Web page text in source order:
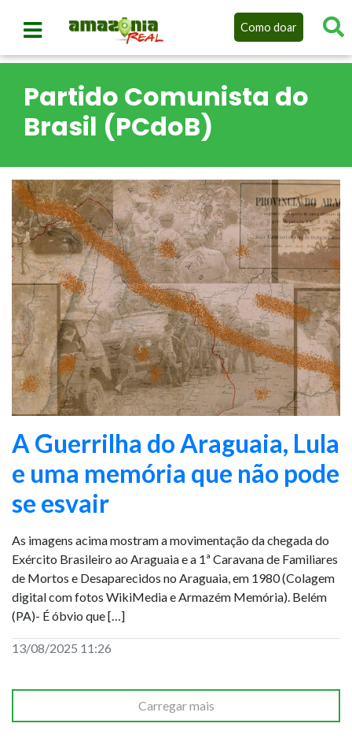
Como doar
Partido Comunista do
Brasil (PCdoB)
A Guerrilha do Araguaia, Lula
e uma memória que não pode
se esvair
As imagens acima mostram a movimentação da chegada do
Exército Brasileiro ao Araguaia e a 1ª Caravana de Familiares
de Mortos e Desaparecidos no Araguaia, em 1980 (Colagem
digital com fotos WikiMedia e Armazém Memória). Belém
(PA)- É óbvio que […]
13/08/2025 11:26
Carregar mais